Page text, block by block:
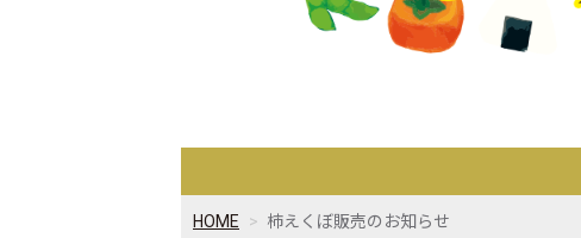
HOME 柿えくぼ販売のお知らせ